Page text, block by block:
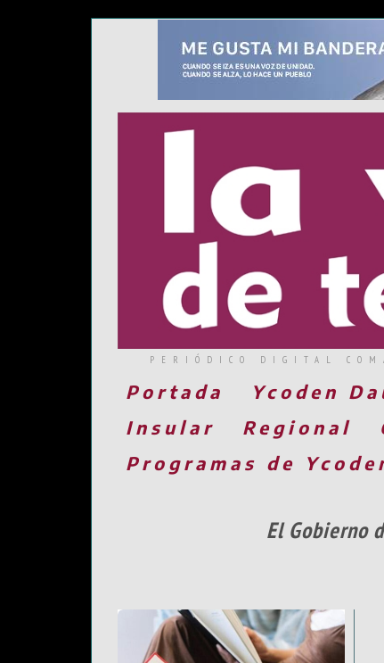
PERIÓDICO DIGITAL
Portada Ycoden
Insular
Regional
Programas de
El Gobierno